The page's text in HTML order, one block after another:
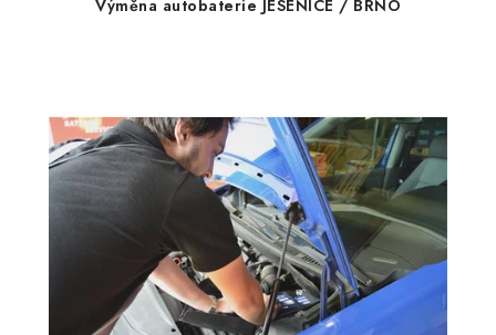
Výměna autobaterie JESENICE / BRNO